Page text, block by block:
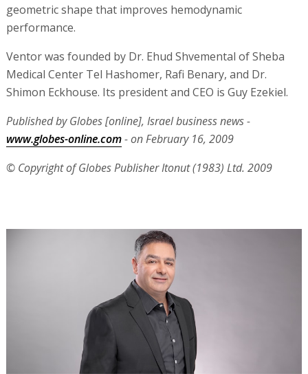
geometric shape that improves hemodynamic
performance.
Ventor was founded by Dr. Ehud Shvemental of Sheba
Medical Center Tel Hashomer, Rafi Benary, and Dr.
Shimon Eckhouse. Its president and CEO is Guy Ezekiel.
Published by Globes [online], Israel business news -
www.globes-online.com- on February 16, 2009
© Copyright of Globes Publisher Itonut (1983) Ltd. 2009